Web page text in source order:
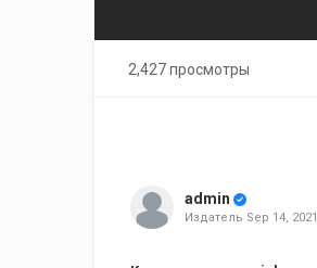
2,427 просмотры
admin
Издатель Sep 14, 2021